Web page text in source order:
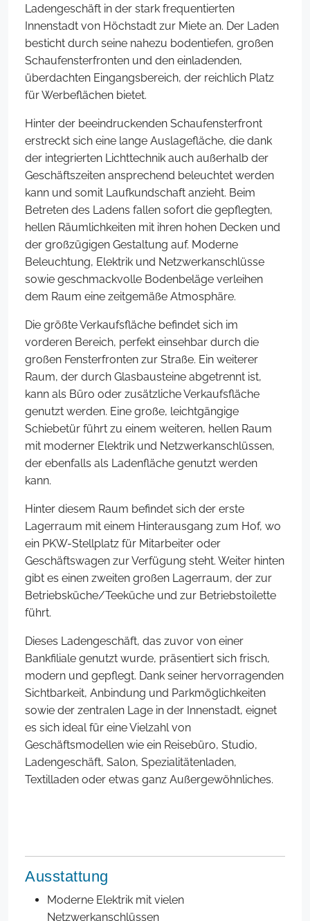
Ladengeschäft in der stark frequentierten
Innenstadt von Höchstadt zur Miete an. Der Laden
besticht durch seine nahezu bodentiefen, großen
Schaufensterfronten und den einladenden,
überdachten Eingangsbereich, der reichlich Platz
für Werbeflächen bietet.
Hinter der beeindruckenden Schaufensterfront
erstreckt sich eine lange Auslagefläche, die dank
der integrierten Lichttechnik auch außerhalb der
Geschäftszeiten ansprechend beleuchtet werden
kann und somit Laufkundschaft anzieht. Beim
Betreten des Ladens fallen sofort die gepflegten,
hellen Räumlichkeiten mit ihren hohen Decken und
der großzügigen Gestaltung auf. Moderne
Beleuchtung, Elektrik und Netzwerkanschlüsse
sowie geschmackvolle Bodenbeläge verleihen
dem Raum eine zeitgemäße Atmosphäre.
Die größte Verkaufsfläche befindet sich im
vorderen Bereich, perfekt einsehbar durch die
großen Fensterfronten zur Straße. Ein weiterer
Raum, der durch Glasbausteine abgetrennt ist,
kann als Büro oder zusätzliche Verkaufsfläche
genutzt werden. Eine große, leichtgängige
Schiebetür führt zu einem weiteren, hellen Raum
mit moderner Elektrik und Netzwerkanschlüssen,
der ebenfalls als Ladenfläche genutzt werden
kann.
Hinter diesem Raum befindet sich der erste
Lagerraum mit einem Hinterausgang zum Hof, wo
ein PKW-Stellplatz für Mitarbeiter oder
Geschäftswagen zur Verfügung steht. Weiter hinten
gibt es einen zweiten großen Lagerraum, der zur
Betriebsküche/Teeküche und zur Betriebstoilette
führt.
Dieses Ladengeschäft, das zuvor von einer
Bankfiliale genutzt wurde, präsentiert sich frisch,
modern und gepflegt. Dank seiner hervorragenden
Sichtbarkeit, Anbindung und Parkmöglichkeiten
sowie der zentralen Lage in der Innenstadt, eignet
es sich ideal für eine Vielzahl von
Geschäftsmodellen wie ein Reisebüro, Studio,
Ladengeschäft, Salon, Spezialitätenladen,
Textilladen oder etwas ganz Außergewöhnliches.
Ausstattung
Moderne Elektrik mit vielen
Netzwerkanschlüssen